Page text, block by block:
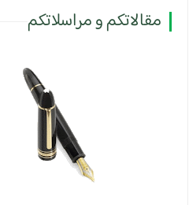
مقالاتكم و مراسلاتكم